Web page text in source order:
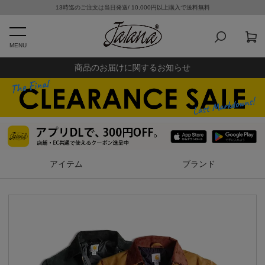
13時迄のご注文は当日発送/ 10,000円以上購入で送料無料
MENU
商品のお届けに関するお知らせ
アイテム ブランド